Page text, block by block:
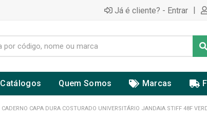
Já é cliente? - Entrar |
Catálogos Quem Somos Marcas
CADERNO CAPA DURA COSTURADO UNIVERSITÁRIO JANDAIA STIFF 48F